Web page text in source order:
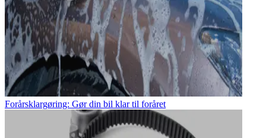
Forårsklargøring: Gør din bil klar til foråret